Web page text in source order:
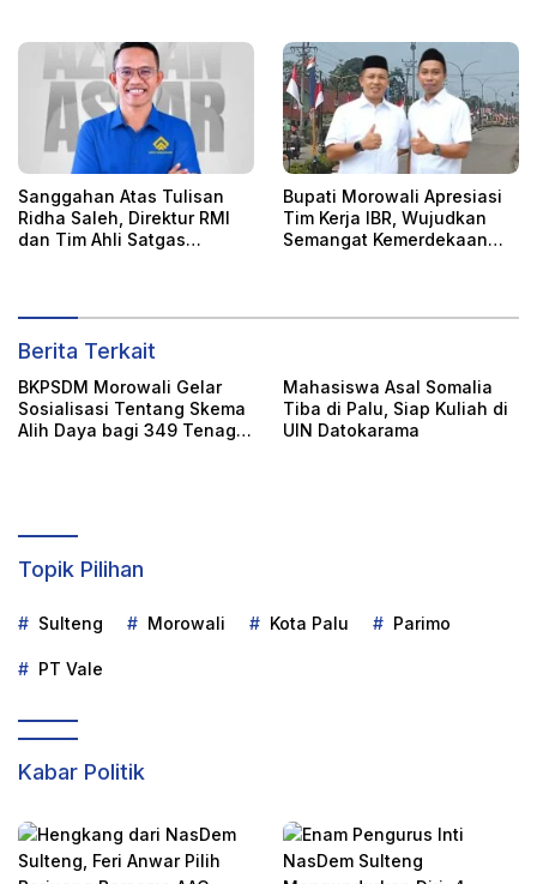
Sanggahan Atas Tulisan
Ridha Saleh, Direktur RMI
dan Tim Ahli Satgas
Bupati Morowali Apresiasi
Tim Kerja IBR, Wujudkan
Semangat Kemerdekaan
Berita Terkait
BKPSDM Morowali Gelar
Sosialisasi Tentang Skema
Alih Daya bagi 349 Tenaga
Mahasiswa Asal Somalia
Tiba di Palu, Siap Kuliah di
UIN Datokarama
Topik Pilihan
Sulteng Morowali Kota Palu Parimo
PT Vale
Kabar Politik